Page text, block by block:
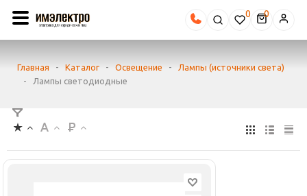
0
Главная - Каталог - Освещение -
Лампы (источники света)
-
Лампы светодиодные